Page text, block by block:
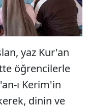
yaz Kur'an
öğrencilerle
ı Kerim'in
dinin ve